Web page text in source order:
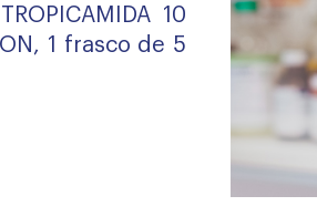
10
1 frasco de 5